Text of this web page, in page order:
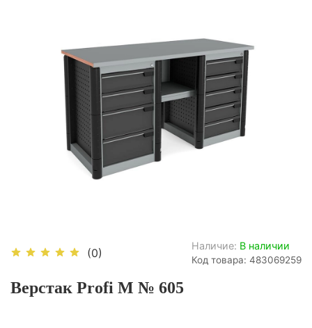
(0)
Наличие: В наличии
Код товара: 483069259
Верстак Profi M № 605